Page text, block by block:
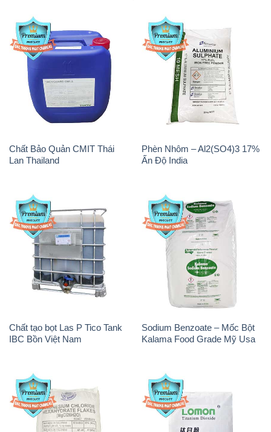
Chất Bảo Quản CMIT Thái
Lan Thailand
Phèn Nhôm – Al2(SO4)3 17%
Ấn Độ India
Chất tạo bọt Las P Tico Tank
IBC Bồn Việt Nam
Sodium Benzoate – Mốc Bột
Kalama Food Grade Mỹ Usa